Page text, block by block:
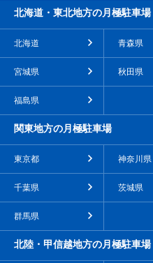
北海道・東北地方の月極駐車場
北海道 青森県
宮城県 秋田県
福島県
関東地方の月極駐車場
東京都 神奈川県
千葉県 茨城県
群馬県
北陸・甲信越地方の月極駐車場